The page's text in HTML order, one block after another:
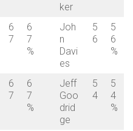
ker
6
7
6
7
%
Joh
n
Davi
es
5
6
5
6
%
6
7
6
7
%
Jeff
Goo
drid
ge
5
4
5
4
%